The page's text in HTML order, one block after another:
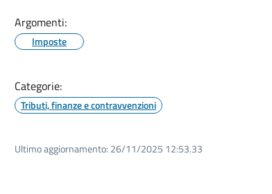
Argomenti:
Imposte
Categorie:
Tributi, finanze e contravvenzioni
Ultimo aggiornamento: 26/11/2025 12:53.33